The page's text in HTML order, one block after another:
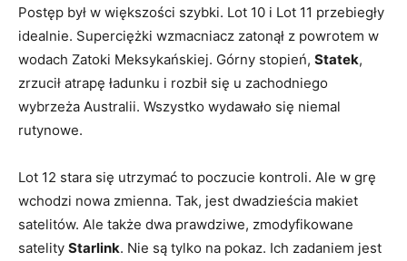
Postęp był w większości szybki. Lot 10 i Lot 11 przebiegły
idealnie. Superciężki wzmacniacz zatonął z powrotem w
wodach Zatoki Meksykańskiej. Górny stopień, Statek,
zrzucił atrapę ładunku i rozbił się u zachodniego
wybrzeża Australii. Wszystko wydawało się niemal
rutynowe.
Lot 12 stara się utrzymać to poczucie kontroli. Ale w grę
wchodzi nowa zmienna. Tak, jest dwadzieścia makiet
satelitów. Ale także dwa prawdziwe, zmodyfikowane
satelity Starlink. Nie są tylko na pokaz. Ich zadaniem jest